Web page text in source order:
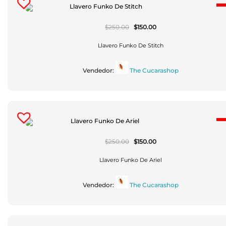
$250.00 El
Precio
Era:
$150.00El
Es:
Llavero Funko De Stitch
Vendedor: The Cucarashop
$250.00 El
Precio
Era:
$150.00El
Es:
Llavero Funko De Ariel
Vendedor: The Cucarashop